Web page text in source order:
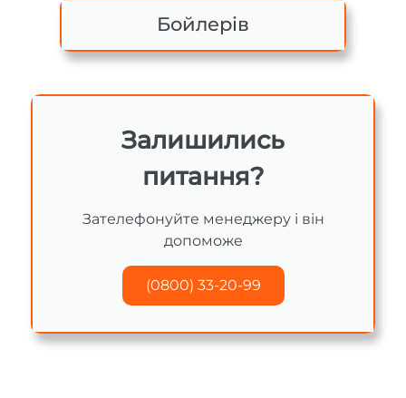
Бойлерів
Залишились
питання?
Зателефонуйте менеджеру і він
допоможе
(0800) 33-20-99